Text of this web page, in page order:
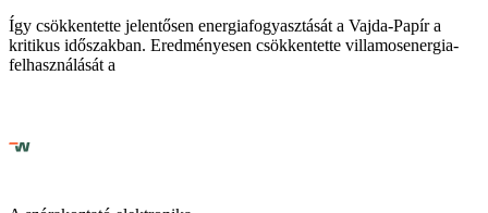
Így csökkentette jelentősen energiafogyasztását a Vajda-Papír a
kritikus időszakban. Eredményesen csökkentette villamosenergia-
felhasználását a